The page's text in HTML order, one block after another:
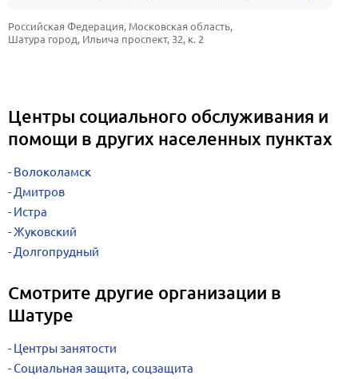
Российская Федерация, Московская область,
Шатура город, Ильича проспект, 32, к. 2
Центры социального обслуживания и
помощи в других населенных пунктах
Волоколамск
Дмитров
Истра
Жуковский
Долгопрудный
Смотрите другие организации в
Шатуре
Центры занятости
Социальная защита, соцзащита